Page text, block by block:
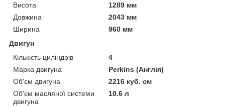
Висота
1289 мм
Довжина
2043 мм
Ширина
960 мм
Двигун
Кількість циліндрів
4
Марка двигуна
Perkins (Англія)
Об'єм двигуна
2216 куб. см
Об'єм масляної системи
двигуна
10.6 л